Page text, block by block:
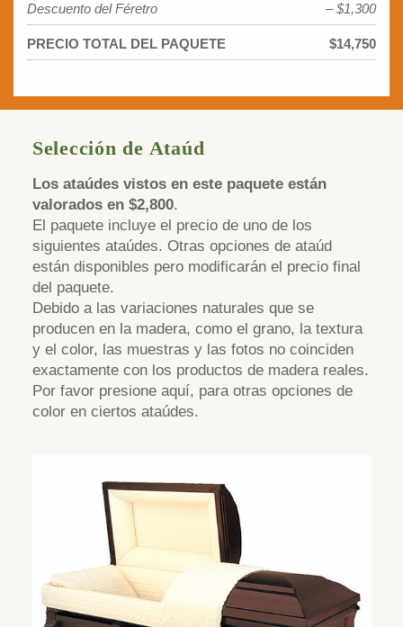
Descuento del Féretro
– $1,300
PRECIO TOTAL DEL PAQUETE $14,750
Selección de Ataúd
Los ataúdes vistos en este paquete están
valorados en $2,800.
El paquete incluye el precio de uno de los
siguientes ataúdes. Otras opciones de ataúd
están disponibles pero modificarán el precio final
del paquete.
Debido a las variaciones naturales que se
producen en la madera, como el grano, la textura
y el color, las muestras y las fotos no coinciden
exactamente con los productos de madera reales.
Por favor presione aquí, para otras opciones de
color en ciertos ataúdes.